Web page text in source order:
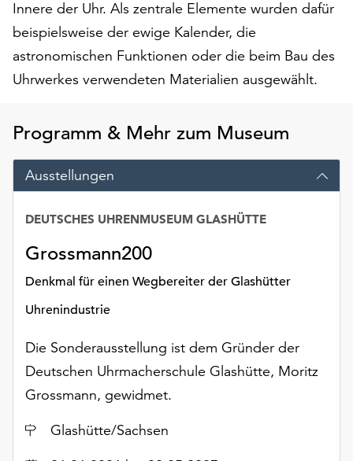
die
Schaltfläche
„Cookie-
Einstellungen“
zur
Cookies
auch
ohne
Einverständnis
weiterhin
ausgeführt.
Möchten
Sie
verwendeten
Cookies
anpassen,
erreichen
die
Innere der Uhr. Als zentrale Elemente wurden dafür
beispielsweise der ewige Kalender, die
astronomischen Funktionen oder die beim Bau des
Uhrwerkes verwendeten Materialien ausgewählt.
Programm & Mehr zum Museum
Ausstellungen
Grossmann200
Denkmal für einen Wegbereiter der Glashütter
Uhrenindustrie
DEUTSCHES UHRENMUSEUM GLASHÜTTE
Die Sonderausstellung ist dem Gründer der
Deutschen Uhrmacherschule Glashütte, Moritz
Grossmann, gewidmet.
Ort
Glashütte/Sachsen